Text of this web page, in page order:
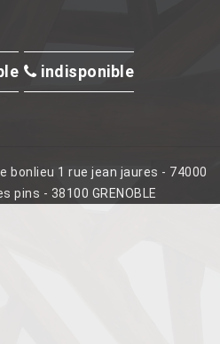
indisponible
bonlieu 1 rue jean jaures - 74000
pins - 38100 GRENOBLE